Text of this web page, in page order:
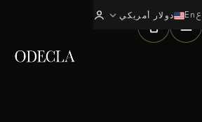
عEn دولار أمريكيexpand_more